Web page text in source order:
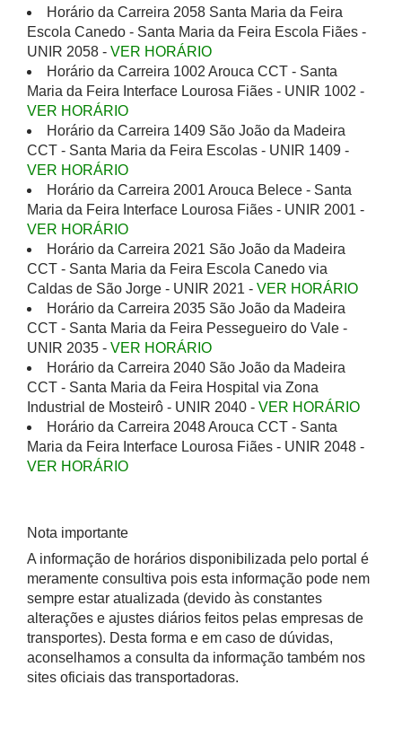
Horário da Carreira 2058 Santa Maria da Feira
Escola Canedo - Santa Maria da Feira Escola Fiães -
UNIR 2058 - VER HORÁRIO
Horário da Carreira 1002 Arouca CCT - Santa
Maria da Feira Interface Lourosa Fiães - UNIR 1002 -
VER HORÁRIO
Horário da Carreira 1409 São João da Madeira
CCT - Santa Maria da Feira Escolas - UNIR 1409 -
VER HORÁRIO
Horário da Carreira 2001 Arouca Belece - Santa
Maria da Feira Interface Lourosa Fiães - UNIR 2001 -
VER HORÁRIO
Horário da Carreira 2021 São João da Madeira
CCT - Santa Maria da Feira Escola Canedo via
Caldas de São Jorge - UNIR 2021 - VER HORÁRIO
Horário da Carreira 2035 São João da Madeira
CCT - Santa Maria da Feira Pessegueiro do Vale -
UNIR 2035 - VER HORÁRIO
Horário da Carreira 2040 São João da Madeira
CCT - Santa Maria da Feira Hospital via Zona
Industrial de Mosteirô - UNIR 2040 - VER HORÁRIO
Horário da Carreira 2048 Arouca CCT - Santa
Maria da Feira Interface Lourosa Fiães - UNIR 2048 -
VER HORÁRIO
Nota importante
A informação de horários disponibilizada pelo portal é
meramente consultiva pois esta informação pode nem
sempre estar atualizada (devido às constantes
alterações e ajustes diários feitos pelas empresas de
transportes). Desta forma e em caso de dúvidas,
aconselhamos a consulta da informação também nos
sites oficiais das transportadoras.